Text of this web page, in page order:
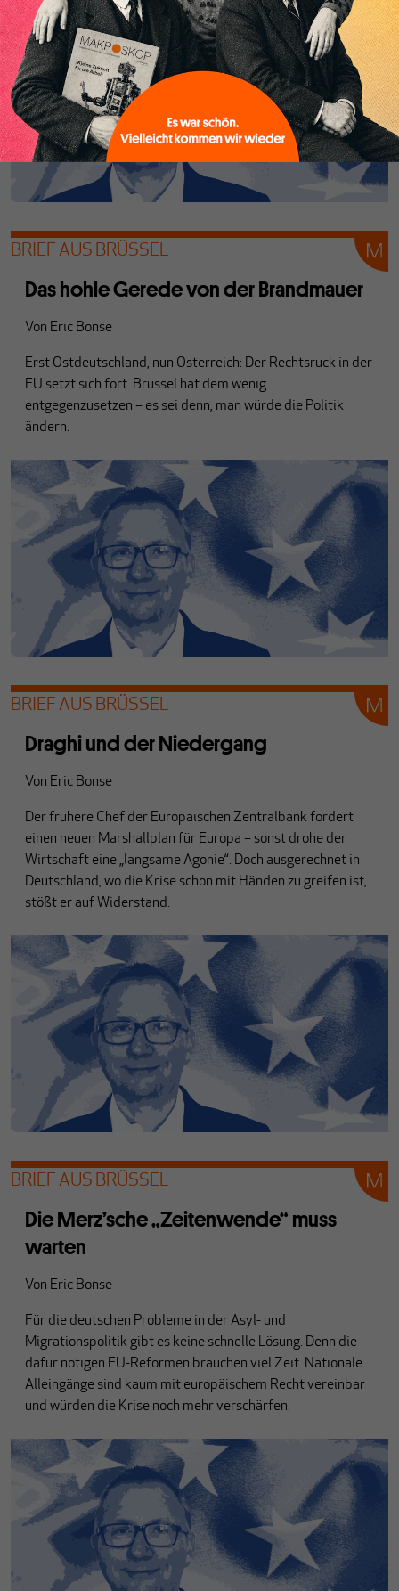
BRIEF AUS BRÜSSEL
Das hohle Gerede von der Brandmauer
Von Eric Bonse
Erst Ostdeutschland, nun Österreich: Der Rechtsruck in der
EU setzt sich fort. Brüssel hat dem wenig
entgegenzusetzen – es sei denn, man würde die Politik
ändern.
BRIEF AUS BRÜSSEL
Draghi und der Niedergang
Von Eric Bonse
Der frühere Chef der Europäischen Zentralbank fordert
einen neuen Marshallplan für Europa – sonst drohe der
Wirtschaft eine „langsame Agonie“. Doch ausgerechnet in
Deutschland, wo die Krise schon mit Händen zu greifen ist,
stößt er auf Widerstand.
BRIEF AUS BRÜSSEL
Die Merz’sche „Zeitenwende“ muss
warten
Von Eric Bonse
Für die deutschen Probleme in der Asyl- und
Migrationspolitik gibt es keine schnelle Lösung. Denn die
dafür nötigen EU-Reformen brauchen viel Zeit. Nationale
Alleingänge sind kaum mit europäischem Recht vereinbar
und würden die Krise noch mehr verschärfen.